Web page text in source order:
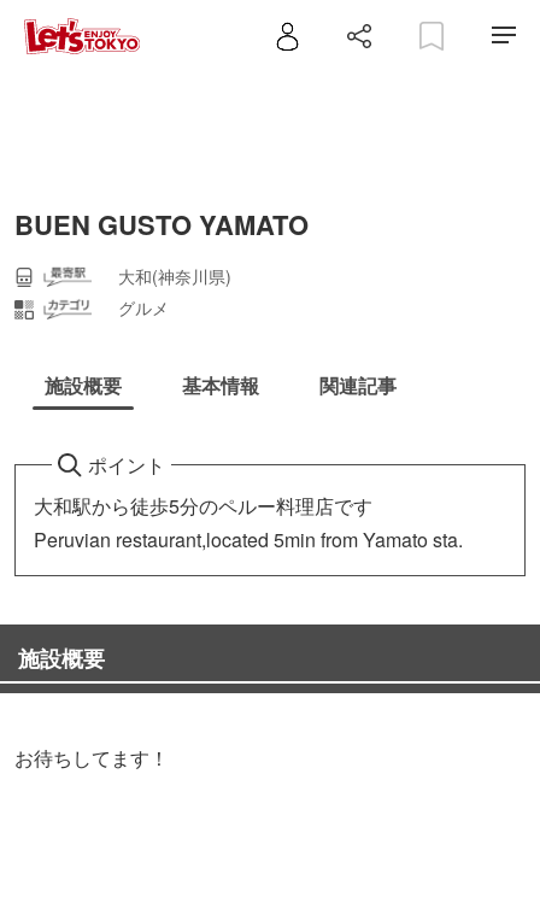
BUEN GUSTO YAMATO
大和(神奈川県)
グルメ
施設概要 基本情報 関連記事
ポイント
大和駅から徒歩5分のペルー料理店です
Peruvian restaurant,located 5min from Yamato sta.
施設概要
お待ちしてます！